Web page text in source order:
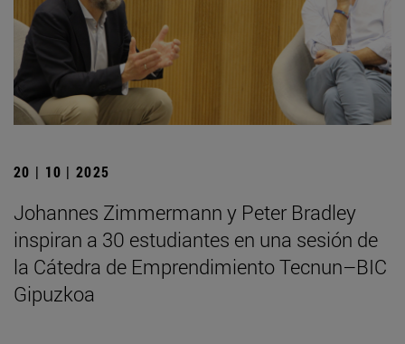
20 | 10 | 2025
Johannes Zimmermann y Peter Bradley
inspiran a 30 estudiantes en una sesión de
la Cátedra de Emprendimiento Tecnun–BIC
Gipuzkoa